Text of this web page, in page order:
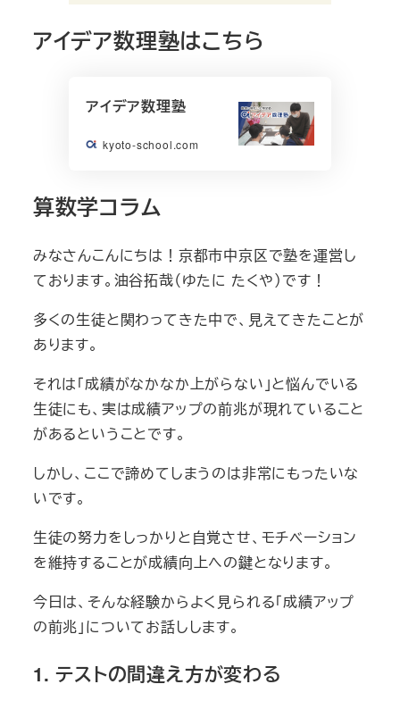
アイデア数理塾はこちら
アイデア数理塾
kyoto-school.com
算数学コラム
みなさんこんにちは！京都市中京区で塾を運営し
ております。油谷拓哉（ゆたに たくや）です！
多くの生徒と関わってきた中で、見えてきたことが
あります。
それは「成績がなかなか上がらない」と悩んでいる
生徒にも、実は成績アップの前兆が現れていること
があるということです。
しかし、ここで諦めてしまうのは非常にもったいな
いです。
生徒の努力をしっかりと自覚させ、モチベーション
を維持することが成績向上への鍵となります。
今日は、そんな経験からよく見られる「成績アップ
の前兆」についてお話しします。
1. テストの間違え方が変わる